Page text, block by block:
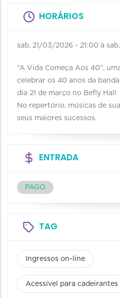
HORÁRIOS
sab, 21/03/2026 - 21:00 a
“A Vida Começa Aos 40”,
celebrar os 40 anos da
dia 21 de março no Befly Hall
No repertório, músicas de
seus maiores sucessos.
ENTRADA
PAGO
TAG
Ingressos on-line
Acessível para cadeirantes